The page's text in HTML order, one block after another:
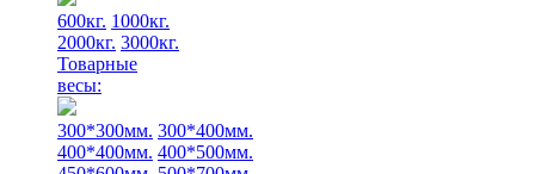
600кг. 1000кг.
2000кг. 3000кг.
Товарные
весы:
300*300мм. 300*400мм.
400*400мм. 400*500мм.